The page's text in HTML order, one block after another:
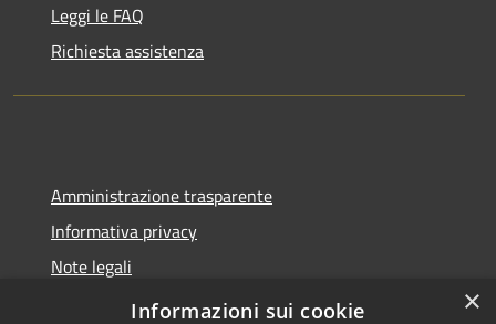
Leggi le FAQ
Richiesta assistenza
Amministrazione trasparente
Informativa privacy
Note legali
Dichiarazione di accessibilità
×
Informazioni sui cookie